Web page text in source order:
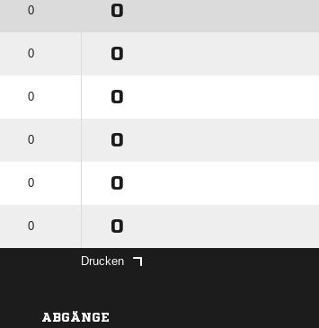
0 0
0 0
0 0
0 0
0 0
0 0
Drucken
ABGÄNGE